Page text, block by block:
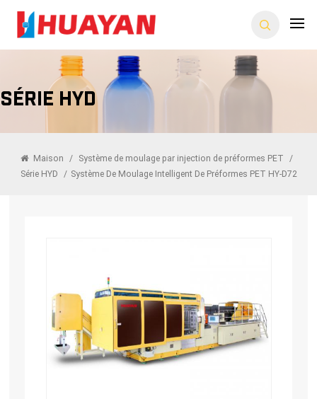
Série HYD
Maison / Système de moulage par injection de préformes PET
/
Série HYD
/ Système De Moulage Intelligent De Préformes PET HY-D72